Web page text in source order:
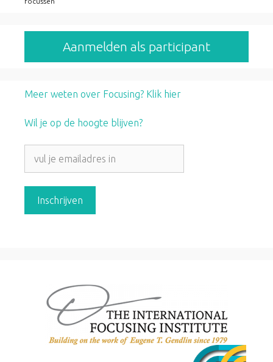
Aanmelden als participant
Meer weten over Focusing? Klik hier
Wil je op de hoogte blijven?